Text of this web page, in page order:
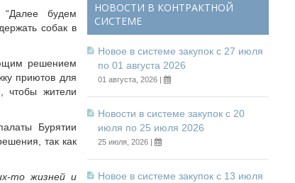
“Далее будем
собак в
решением
приютов для
чтобы жители
Бурятии
так как
то жизней и
НОВОСТИ В КОНТРАКТНОЙ
СИСТЕМЕ
Новое в системе закупок с 27 июля
по 01 августа 2026
01 августа, 2026 |
Новости в системе закупок с 20
июля по 25 июля 2026
25 июля, 2026 |
Новое в системе закупок с 13 июля